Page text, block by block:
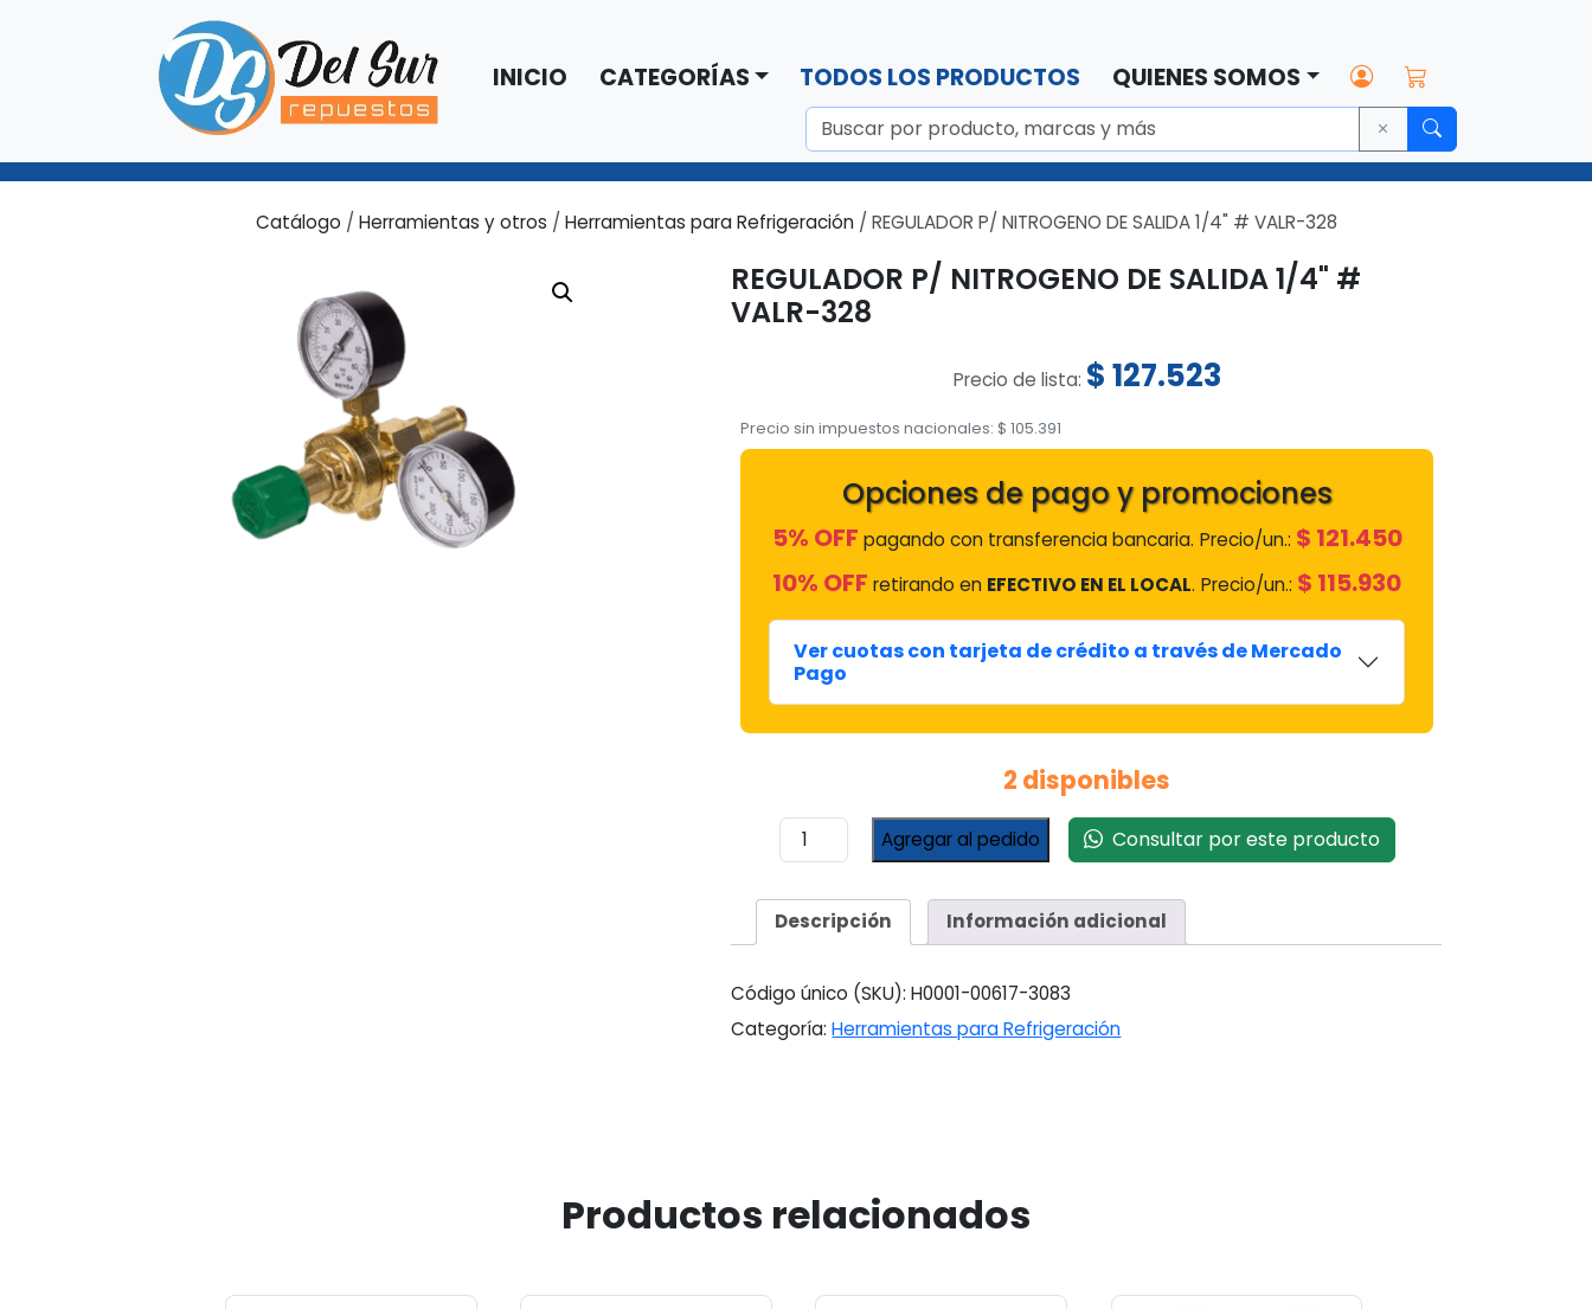
INICIO CATEGORÍAS TODOS LOS PRODUCTOS QUIENES SOMOS
Catálogo / Herramientas y otros / Herramientas para Refrigeración/ REGULADOR P/ NITROGENO DE SALIDA 1/4" # VALR-328
REGULADOR P/ NITROGENO DE SALIDA 1/4" #
VALR-328
Precio de lista: $127.523
Precio sin impuestos nacionales:$ 105.391
Opciones de pago y promociones
5% OFF pagando con transferencia bancaria. Precio/un.: $ 121.450
10% OFF retirando en EFECTIVO EN EL LOCAL. Precio/un.: $ 115.930
Ver cuotas con tarjeta de crédito a través de Mercado
Pago
2 disponibles
REGULADOR
P/
DE
SALIDA
#
VALR-
328
Agregar al pedido Consultar por este producto
Descripción Información adicional
Código único (SKU):H0001-00617-3083
Categoría:Herramientas para Refrigeración
Productos relacionados